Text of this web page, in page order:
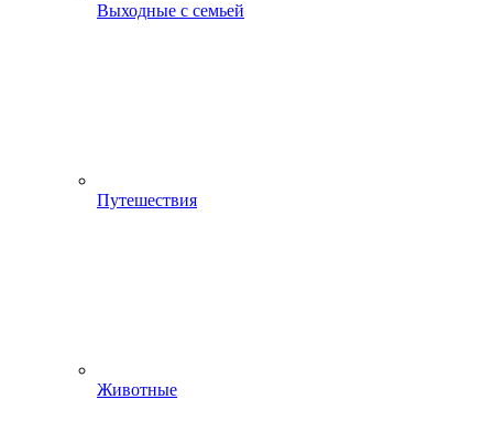
Выходные с семьей
Путешествия
Животные